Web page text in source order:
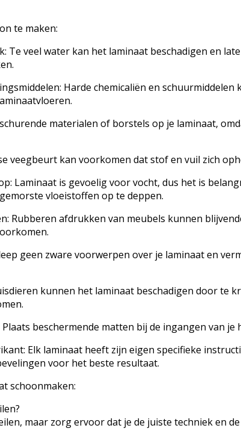
te maken:
Te veel water kan het laminaat beschadigen en
Harde chemicaliën en
materialen of borstels op je laminaat,
veegbeurt kan voorkomen dat stof en vuil zich
Laminaat is gevoelig voor vocht, dus het is
vloeistoffen op te deppen.
Rubberen afdrukken van meubels kunnen
geen zware voorwerpen over je laminaat en
kunnen het laminaat beschadigen door
beschermende matten bij de ingangen van
Elk laminaat heeft zijn eigen specifieke
voor het beste resultaat.
schoonmaken:
maar zorg ervoor dat je de juiste techniek en